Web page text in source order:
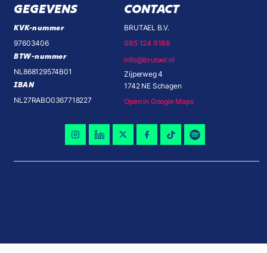
GEGEVENS
KVK-nummer
97603406
BTW-nummer
NL868129574B01
IBAN
NL27RABO0367718227
CONTACT
BRUTAEL B.V.
085 124 9188
info@brutael.nl
Zijperweg 4
1742 NE Schagen
Open in Google Maps